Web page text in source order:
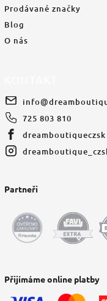
Prodávané značky
Blog
O nás
info@
725 803 810
dreamboutiqueczsk
Partneři
Přijímáme online platby